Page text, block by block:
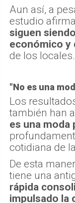
Aun así, a
estudio
siguen
económico y
de los locales.
"No es una
Los
también han
es una moda
cotidiana de
De esta
tiene una
rápida
impulsado la